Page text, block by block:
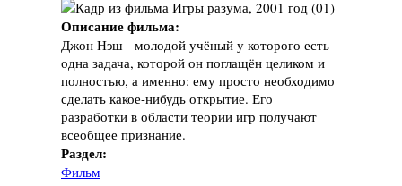
Описание фильма:
Джон Нэш - молодой учёный у которого есть
одна задача, которой он поглащён целиком и
полностью, а именно: ему просто необходимо
сделать какое-нибудь открытие. Его
разработки в области теории игр получают
всеобщее признание.
Раздел:
Фильм